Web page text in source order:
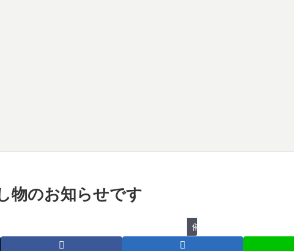
物のお知らせです
催し物